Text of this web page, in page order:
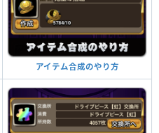
アイテム合成のやり方